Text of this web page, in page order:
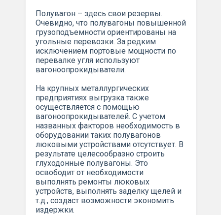
Полувагон – здесь свои резервы.
Очевидно, что полувагоны повышенной
грузоподъемности ориентированы на
угольные перевозки. За редким
исключением портовые мощности по
перевалке угля используют
вагоноопрокидыватели.
На крупных металлургических
предприятиях выгрузка также
осуществляется с помощью
вагоноопрокидывателей. С учетом
названных факторов необходимость в
оборудовании таких полувагонов
люковыми устройствами отсутствует. В
результате целесообразно строить
глуходонные полувагоны. Это
освободит от необходимости
выполнять ремонты люковых
устройств, выполнять заделку щелей и
т.д., создаст возможности экономить
издержки.